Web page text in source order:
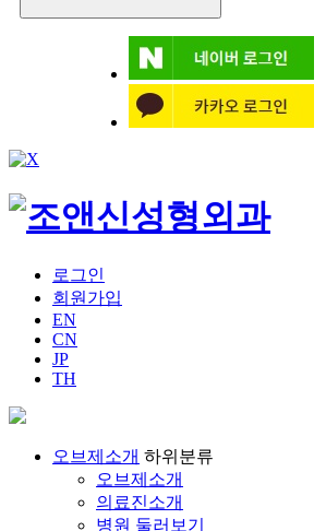
로그인
회원가입
EN
CN
JP
TH
오브제소개 하위분류
오브제소개
의료진소개
병원 둘러보기